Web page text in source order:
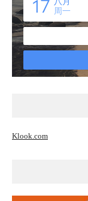
Klook.com